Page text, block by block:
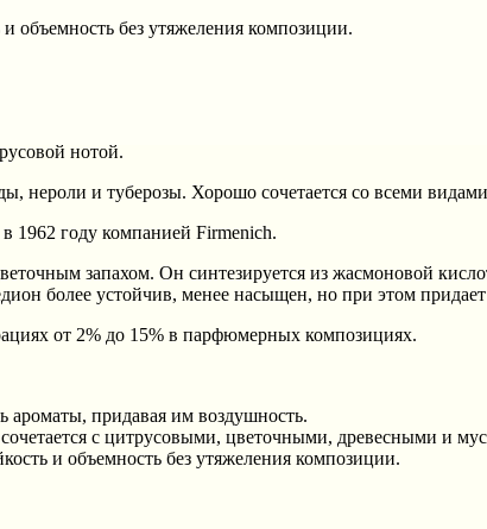
и объемность без утяжеления композиции.
нотой.
нероли и туберозы. Хорошо сочетается со всеми
1962 году компанией Firmenich.
запахом. Он синтезируется из жасмоновой
более устойчив, менее насыщен, но при этом
от 2% до 15% в парфюмерных композициях.
ароматы, придавая им воздушность.
с цитрусовыми, цветочными, древесными и
и объемность без утяжеления композиции.